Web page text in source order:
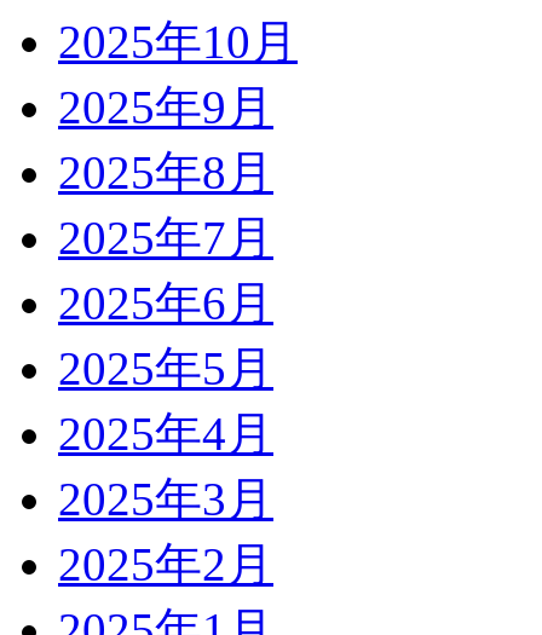
2025年10月
2025年9月
2025年8月
2025年7月
2025年6月
2025年5月
2025年4月
2025年3月
2025年2月